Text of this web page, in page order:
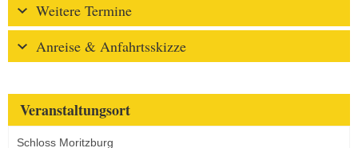
Weitere Termine
Anreise & Anfahrtsskizze
Veranstaltungsort
Schloss Moritzburg